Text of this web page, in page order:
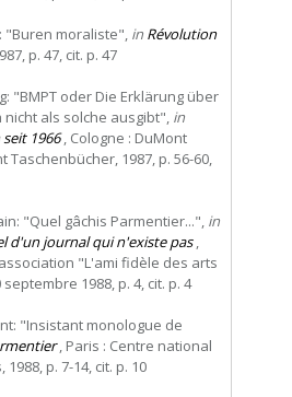
"Buren moraliste", in Révolution
p. 47, cit. p. 47
"BMPT oder Die Erklärung über
nicht als solche ausgibt", in
1966, Cologne : DuMont
Taschenbücher, 1987, p. 56-60,
"Quel gâchis Parmentier...", in
d'un journal qui n'existe pas,
"L'ami fidèle des arts
1988, p. 4, cit. p. 4
"Insistant monologue de
, Paris : Centre national
p. 7-14, cit. p. 10